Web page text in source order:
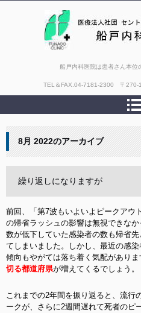
船戸内科医院は患者さん本位
TEL＆FAX. 04-7181-2300 〒270-
8月 2022のアーカイブ
繰り返しになりますが
前回、「第7波もいよいよピークアウ
の帰省ラッシュの影響は無視できな
数が低下していた感染者の数も帰省
てしまいました。しかし、最近の感
傾向もやがては落ち着く気配があり
切る都道府県が増えてくるでしょう。
これまでの2年間を振り返ると、流行
ークが、さらに2週間遅れて死者のピ